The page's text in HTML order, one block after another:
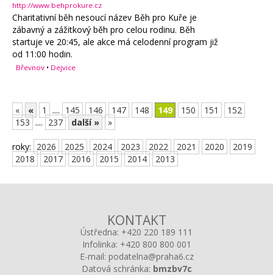
http://www.behprokure.cz
Charitativní běh nesoucí název Běh pro Kuře je
zábavný a zážitkový běh pro celou rodinu. Běh
startuje ve 20:45, ale akce má celodenní program již
od 11:00 hodin.
Břevnov • Dejvice
« « 1 .... 145 146 147 148 149 150 151
152
153 .... 237 další » »
roky: 2026 2025 2024 2023 2022 2021 2020
2019
2018
2017 2016 2015 2014 2013
KONTAKT
Ústředna: +420 220 189 111
Infolinka: +420 800 800 001
E-mail: podatelna@praha6.cz
Datová schránka: bmzbv7c